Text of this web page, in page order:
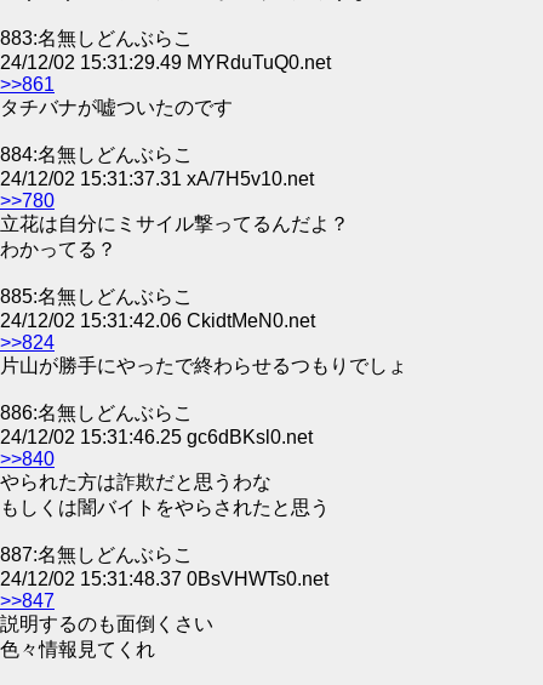
883:名無しどんぶらこ
24/12/02 15:31:29.49 MYRduTuQ0.net
>>861
タチバナが嘘ついたのです
884:名無しどんぶらこ
24/12/02 15:31:37.31 xA/7H5v10.net
>>780
立花は自分にミサイル撃ってるんだよ？
わかってる？
885:名無しどんぶらこ
24/12/02 15:31:42.06 CkidtMeN0.net
>>824
片山が勝手にやったで終わらせるつもりでしょ
886:名無しどんぶらこ
24/12/02 15:31:46.25 gc6dBKsl0.net
>>840
やられた方は詐欺だと思うわな
もしくは闇バイトをやらされたと思う
887:名無しどんぶらこ
24/12/02 15:31:48.37 0BsVHWTs0.net
>>847
説明するのも面倒くさい
色々情報見てくれ